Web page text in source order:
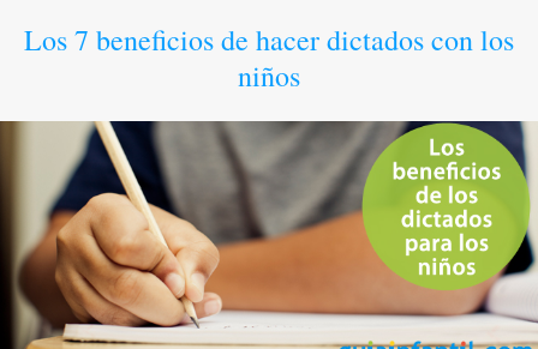
Los 7 beneficios de hacer dictados con los
niños